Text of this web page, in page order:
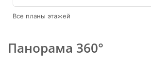
Все планы этажей
Панорама 360°